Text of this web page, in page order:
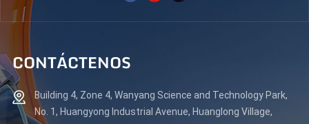
CONTÁCTENOS
Building 4, Zone 4, Wanyang Science and Technology Park,
No. 1, Huangyong Industrial Avenue, Huanglong Village,